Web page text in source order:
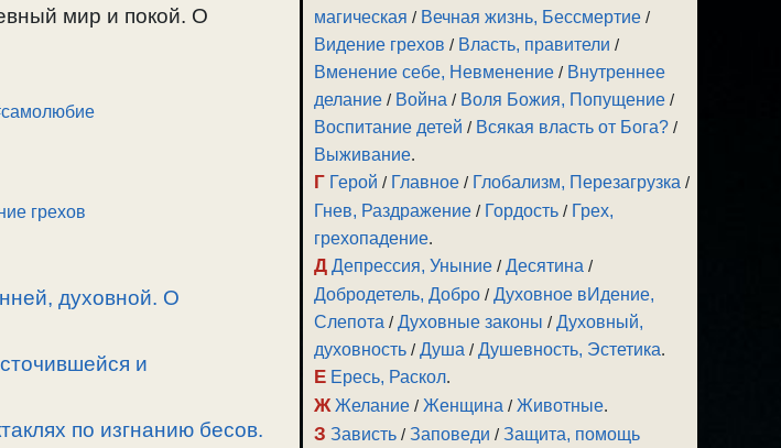
мир и покой. О
грехов
духовной. О
и
по изгнанию бесов.
магическая / Вечная жизнь, Бессмертие /
Видение грехов / Власть, правители /
Вменение себе, Невменение / Внутреннее
делание / Война / Воля Божия, Попущение /
Воспитание детей / Всякая власть от Бога? /
Выживание.
Г Герой / Главное / Глобализм, Перезагрузка /
Гнев, Раздражение / Гордость / Грех,
грехопадение.
Д Депрессия, Уныние /Десятина /
Добродетель, Добро /Духовное вИдение,
Слепота /Духовные законы /Духовный,
духовность /Душа /Душевность, Эстетика.
Е Ересь, Раскол.
Ж Желание /Женщина /Животные.
З Зависть /Заповеди /Защита, помощь